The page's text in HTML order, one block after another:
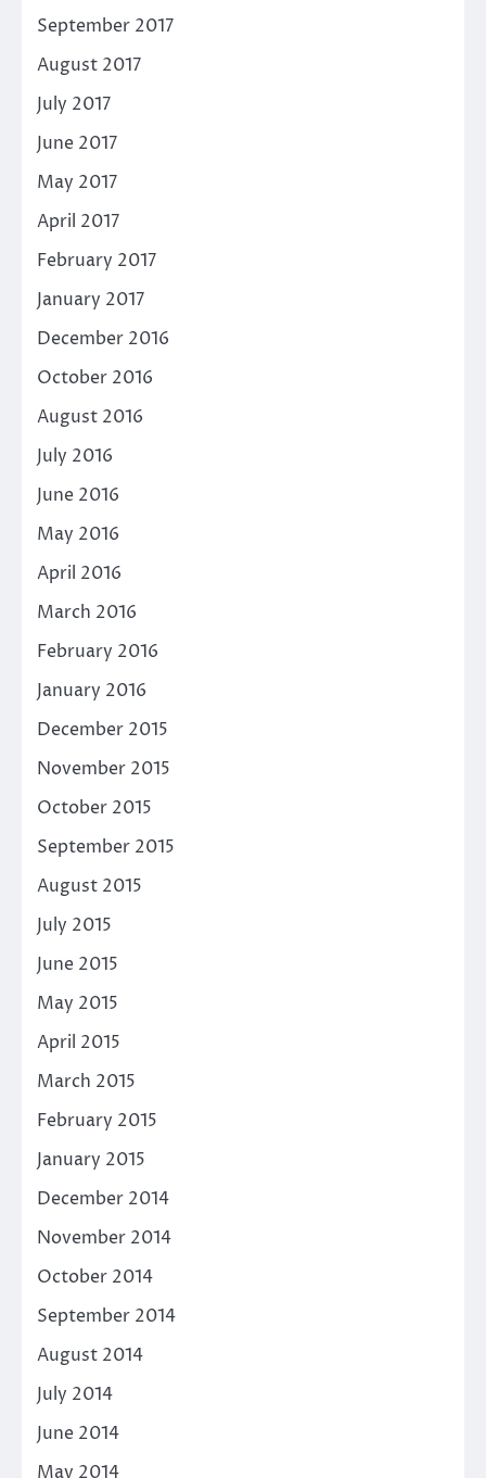
September 2017
August 2017
July 2017
June 2017
May 2017
April 2017
February 2017
January 2017
December 2016
October 2016
August 2016
July 2016
June 2016
May 2016
April 2016
March 2016
February 2016
January 2016
December 2015
November 2015
October 2015
September 2015
August 2015
July 2015
June 2015
May 2015
April 2015
March 2015
February 2015
January 2015
December 2014
November 2014
October 2014
September 2014
August 2014
July 2014
June 2014
May 2014